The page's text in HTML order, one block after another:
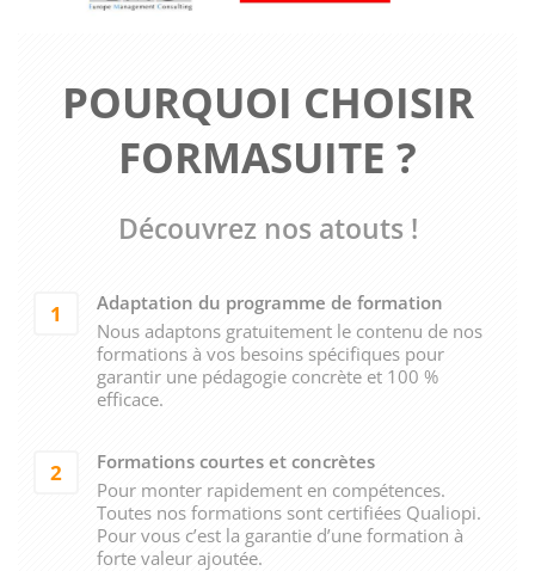
POURQUOI CHOISIR
FORMASUITE ?
Découvrez nos atouts !
1
Adaptation du programme de formation
Nous adaptons gratuitement le contenu de nos
formations à vos besoins spécifiques pour
garantir une pédagogie concrète et 100 %
efficace.
2
Formations courtes et concrètes
Pour monter rapidement en compétences.
Toutes nos formations sont certifiées Qualiopi.
Pour vous c’est la garantie d’une formation à
forte valeur ajoutée.